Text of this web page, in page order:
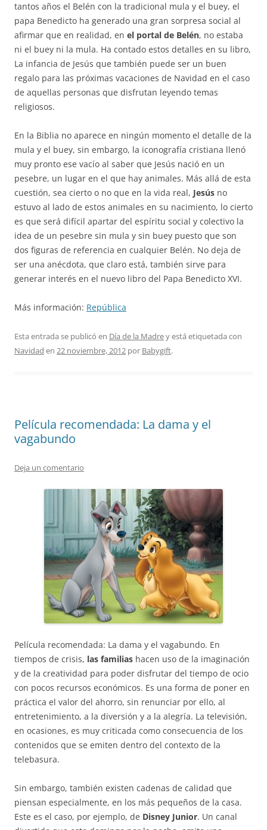
tantos años el Belén con la tradicional mula y el buey, el
papa Benedicto ha generado una gran sorpresa social al
afirmar que en realidad, en el portal de Belén, no estaba
ni el buey ni la mula. Ha contado estos detalles en su libro,
La infancia de Jesús que también puede ser un buen
regalo para las próximas vacaciones de Navidad en el caso
de aquellas personas que disfrutan leyendo temas
religiosos.
En la Biblia no aparece en ningún momento el detalle de la
mula y el buey, sin embargo, la iconografía cristiana llenó
muy pronto ese vacío al saber que Jesús nació en un
pesebre, un lugar en el que hay animales. Más allá de esta
cuestión, sea cierto o no que en la vida real, Jesús no
estuvo al lado de estos animales en su nacimiento, lo cierto
es que será difícil apartar del espíritu social y colectivo la
idea de un pesebre sin mula y sin buey puesto que son
dos figuras de referencia en cualquier Belén. No deja de
ser una anécdota, que claro está, también sirve para
generar interés en el nuevo libro del Papa Benedicto XVI.
Más información: República
Esta entrada se publicó en Día de la Madrey está etiquetada con
Navidad en 22 noviembre, 2012 por Babygift.
Película recomendada: La dama y el
vagabundo
Deja un comentario
Película recomendada: La dama y el vagabundo. En
tiempos de crisis, las familias hacen uso de la imaginación
y de la creatividad para poder disfrutar del tiempo de ocio
con pocos recursos económicos. Es una forma de poner en
práctica el valor del ahorro, sin renunciar por ello, al
entretenimiento, a la diversión y a la alegría. La televisión,
en ocasiones, es muy criticada como consecuencia de los
contenidos que se emiten dentro del contexto de la
telebasura.
Sin embargo, también existen cadenas de calidad que
piensan especialmente, en los más pequeños de la casa.
Este es el caso, por ejemplo, de Disney Junior. Un canal